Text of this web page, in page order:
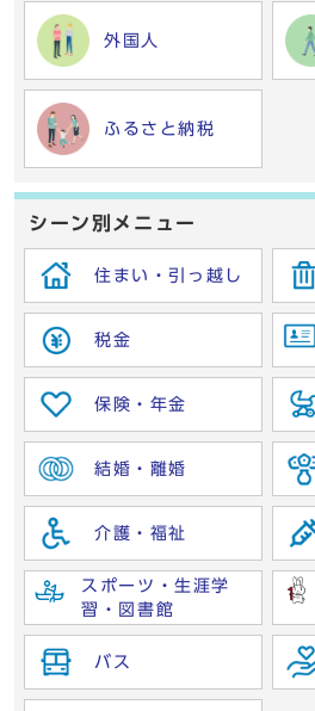
外国人
ふるさと納税
シーン別メニュー
住まい・引っ越し
税金
保険・年金
結婚・離婚
介護・福祉
スポーツ・生涯学
習・図書館
バス